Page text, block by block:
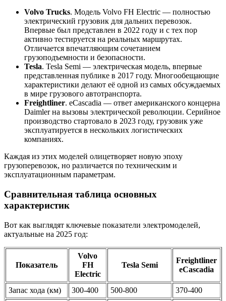
Volvo Trucks. Модель Volvo FH Electric — полностью
электрический грузовик для дальних перевозок.
Впервые был представлен в 2022 году и с тех пор
активно тестируется на реальных маршрутах.
Отличается впечатляющим сочетанием
грузоподъемности и безопасности.
Tesla. Tesla Semi — электрическая модель, впервые
представленная публике в 2017 году. Многообещающие
характеристики делают её одной из самых обсуждаемых
в мире грузового автотранспорта.
Freightliner. eCascadia — ответ американского концерна
Daimler на вызовы электрической революции. Серийное
производство стартовало в 2023 году, грузовик уже
эксплуатируется в нескольких логистических
компаниях.
Каждая из этих моделей олицетворяет новую эпоху
грузоперевозок, но различается по техническим и
эксплуатационным параметрам.
Сравнительная таблица основных
характеристик
Вот как выглядят ключевые показатели электромоделей,
актуальные на 2025 год:
Показатель
Volvo
FH
Electric
Tesla Semi
Freightliner
eCascadia
Запас хода (км) 300-400 500-800
370-400